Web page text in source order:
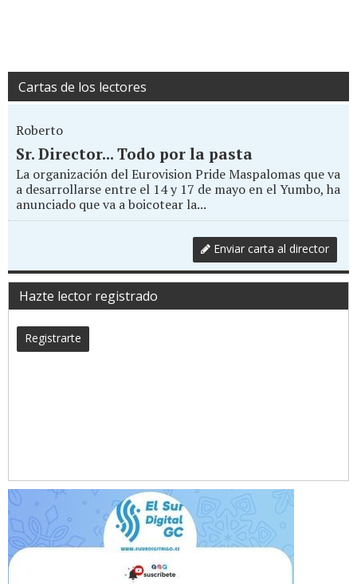
Cartas de los lectores
Roberto
Sr. Director... Todo por la pasta
La organización del Eurovision Pride Maspalomas que va
a desarrollarse entre el 14 y 17 de mayo en el Yumbo, ha
anunciado que va a boicotear la...
Enviar carta al director
Hazte lector registrado
Registrarte